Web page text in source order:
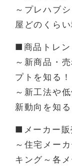
～プレハブ
屋どのくらい
■商品トレン
～新商品・
プトを知る！
～新工法や
新動向を知る
■メーカー販
～住宅メー
キング～各